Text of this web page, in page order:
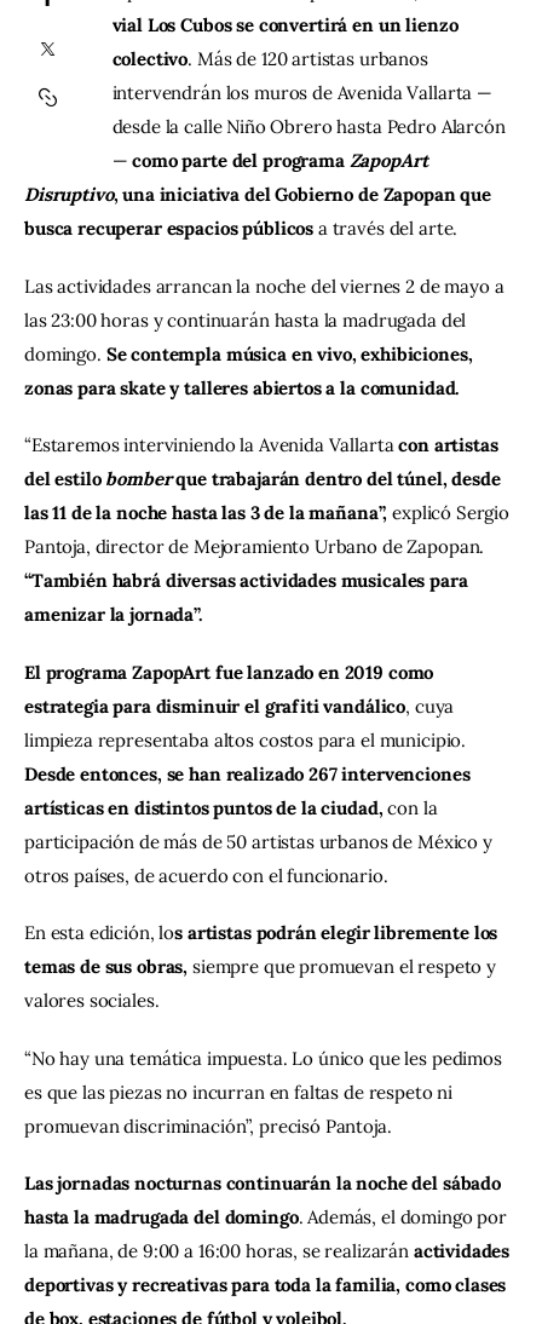
Contacto
vial Los Cubos se convertirá en un lienzo
colectivo. Más de 120 artistas urbanos
intervendrán los muros de Avenida Vallarta —
desde la calle Niño Obrero hasta Pedro Alarcón
— como parte del programa ZapopArt
Disruptivo, una iniciativa del Gobierno de Zapopan que
busca recuperar espacios públicos a través del arte.
Las actividades arrancan la noche del viernes 2 de mayo a
las 23:00 horas y continuarán hasta la madrugada del
domingo. Se contempla música en vivo, exhibiciones,
zonas para skate y talleres abiertos a la comunidad.
“Estaremos interviniendo la Avenida Vallarta con artistas
del estilo bomber que trabajarán dentro del túnel, desde
las 11 de la noche hasta las 3 de la mañana”, explicó Sergio
Pantoja, director de Mejoramiento Urbano de Zapopan.
“También habrá diversas actividades musicales para
amenizar la jornada”.
El programa ZapopArt fue lanzado en 2019 como
estrategia para disminuir el grafiti vandálico, cuya
limpieza representaba altos costos para el municipio.
Desde entonces, se han realizado 267 intervenciones
artísticas en distintos puntos de la ciudad, con la
participación de más de 50 artistas urbanos de México y
otros países, de acuerdo con el funcionario.
En esta edición, los artistas podrán elegir libremente los
temas de sus obras, siempre que promuevan el respeto y
valores sociales.
“No hay una temática impuesta. Lo único que les pedimos
es que las piezas no incurran en faltas de respeto ni
promuevan discriminación”, precisó Pantoja.
Las jornadas nocturnas continuarán la noche del sábado
hasta la madrugada del domingo. Además, el domingo por
la mañana, de 9:00 a 16:00 horas, se realizarán actividades
deportivas y recreativas para toda la familia, como clases
de box, estaciones de fútbol y voleibol.